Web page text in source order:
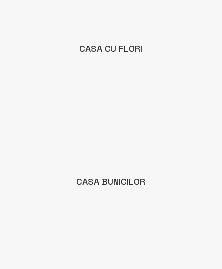
CASA CU FLORI
CASA BUNICILOR